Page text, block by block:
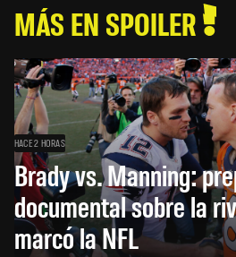
MÁS EN SPOILER
HACE 2 HORAS
Brady vs. Manning:
documental sobre la
marcó la NFL